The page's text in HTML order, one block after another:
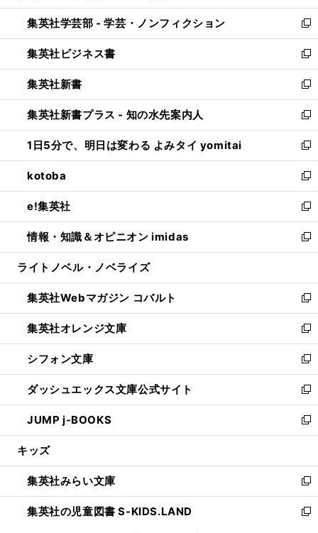
開
く
ウ
で
開
く
ン
ド
ウ
で
開
く
ウ
ィ
ン
ド
ウ
で
開
く
集英社学芸部 - 学芸・ノンフィクション
新
し
い
ウ
ィ
ン
ド
ウ
で
開
く
集英社ビジネス書
新
し
い
ウ
ィ
ン
ド
ウ
で
開
く
集英社新書
新
し
い
ウ
ィ
ン
ド
ウ
で
開
く
集英社新書プラス - 知の水先案内人
新
し
い
ウ
ィ
ン
ド
ウ
で
開
1日5分で、明日は変わる よみタイ yomitai
新
し
い
ウ
ィ
ン
ド
ウ
開
く
kotoba
新
し
い
ウ
ィ
ン
ウ
で
開
く
e!集英社
新
し
い
ウ
ン
ド
ウ
で
開
く
情報・知識＆オピニオン imidas
新
し
ウ
ィ
ン
ド
ウ
で
開
く
ライトノベル・ノベライズ
集英社Webマガジン コバルト
新
し
い
ウ
ィ
ン
ド
ウ
で
開
集英社オレンジ文庫
新
し
い
ウ
ィ
ン
ド
ウ
開
く
シフォン文庫
新
し
い
ウ
ィ
ン
ウ
で
開
く
ダッシュエックス文庫公式サイト
新
し
い
ウ
ン
ド
ウ
で
JUMP j-BOOKS
新
し
ウ
ィ
ン
ド
キッズ
集英社みらい文庫
新
し
い
集英社の児童図書 S-KIDS.LAND
新